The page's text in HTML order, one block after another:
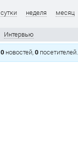
сутки неделя месяц
Интервью
0 новостей, 0 посетителей.